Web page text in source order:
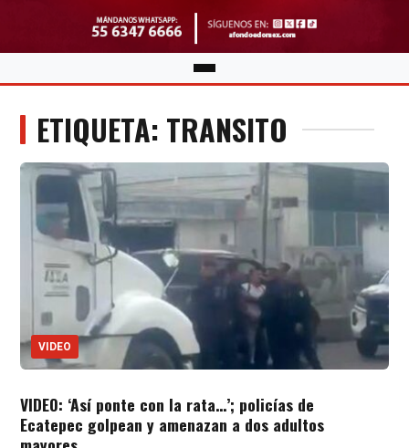
ETIQUETA: TRANSITO
VIDEO
VIDEO: ‘Así ponte con la rata…’; policías de
Ecatepec golpean y amenazan a dos adultos